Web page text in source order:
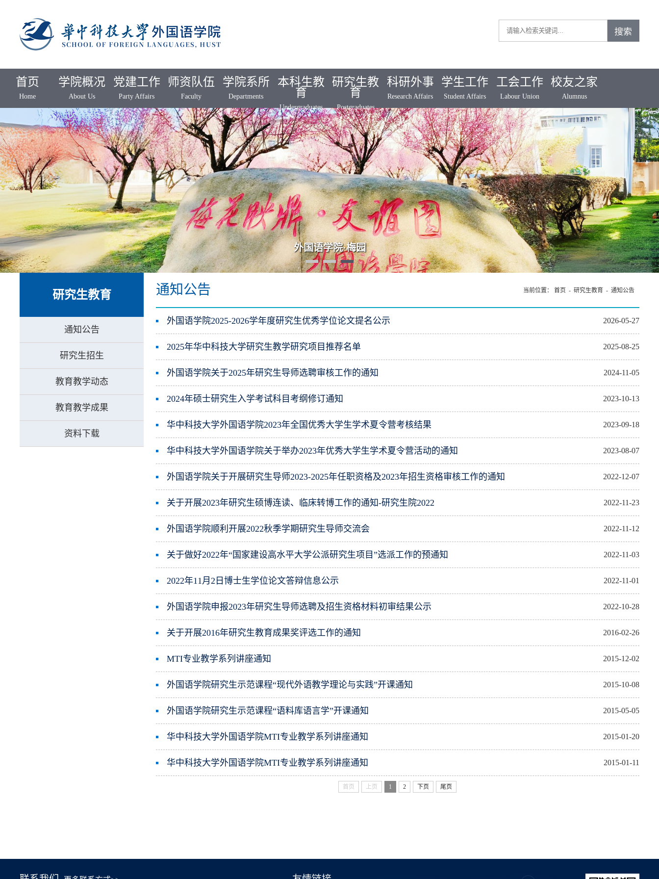
首页
Home
学院概况
About Us
党建工作
Party Affairs
师资队伍
Faculty
学院系所
Departments
本科生教
育
Undergraduates
研究生教
育
Postgraduates
科研外事
Research Affairs
学生工作
Student Affairs
工会工作
Labour Union
校友之家
Alumnus
外国语学院·梅园
研究生教育
通知公告
研究生招生
教育教学动态
教育教学成果
资料下载
通知公告 当前位置： 首页 - 研究生教育 - 通知公告
外国语学院2025-2026学年度研究生优秀学位论文提名公示 2026-05-27
2025年华中科技大学研究生教学研究项目推荐名单 2025-08-25
外国语学院关于2025年研究生导师选聘审核工作的通知 2024-11-05
2024年硕士研究生入学考试科目考纲修订通知 2023-10-13
华中科技大学外国语学院2023年全国优秀大学生学术夏令营考核结果 2023-09-18
华中科技大学外国语学院关于举办2023年优秀大学生学术夏令营活动的通知 2023-08-07
外国语学院关于开展研究生导师2023-2025年任职资格及2023年招生资格审核工作的通知 2022-12-07
关于开展2023年研究生硕博连读、临床转博工作的通知-研究生院2022 2022-11-23
外国语学院顺利开展2022秋季学期研究生导师交流会 2022-11-12
关于做好2022年“国家建设高水平大学公派研究生项目”选派工作的预通知 2022-11-03
2022年11月2日博士生学位论文答辩信息公示 2022-11-01
外国语学院申报2023年研究生导师选聘及招生资格材料初审结果公示 2022-10-28
关于开展2016年研究生教育成果奖评选工作的通知 2016-02-26
MTI专业教学系列讲座通知 2015-12-02
外国语学院研究生示范课程“现代外语教学理论与实践”开课通知 2015-10-08
外国语学院研究生示范课程“语料库语言学”开课通知 2015-05-05
华中科技大学外国语学院MTI专业教学系列讲座通知 2015-01-20
华中科技大学外国语学院MTI专业教学系列讲座通知 2015-01-11
首页 上页 1 2 下页 尾页